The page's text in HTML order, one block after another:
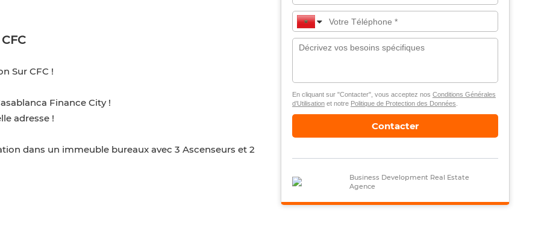
Sur CFC !
Finance City !
adresse !
dans un immeuble bureaux avec 3 Ascenseurs et 2
En cliquant sur "Contacter", vous acceptez nos Conditions Générales
d’Utilisationet notre Politique de Protection des Données
Contacter
Business Development Real Estate
Agence